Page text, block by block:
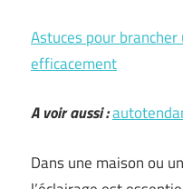
Astuces pour
efficacement
A voir aussi :
Dans une maison ou